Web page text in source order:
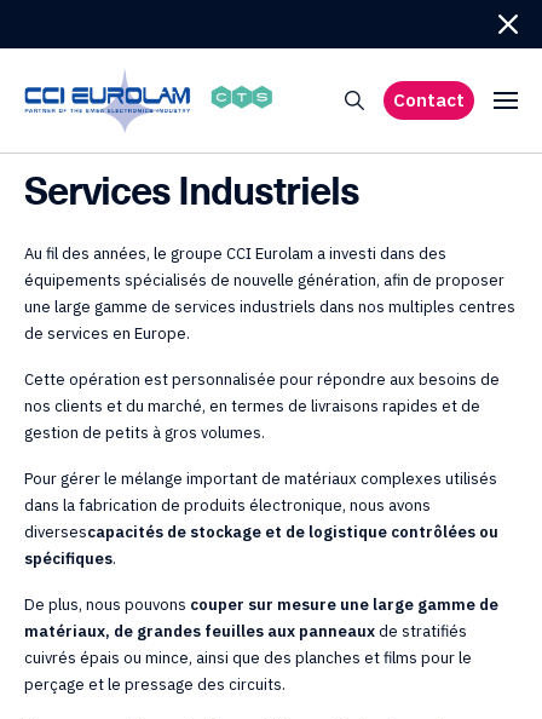
Contact
Services Industriels
Au fil des années, le groupe CCI Eurolam a investi dans des
équipements spécialisés de nouvelle génération, afin de proposer
une large gamme de services industriels dans nos multiples centres
de services en Europe.
Cette opération est personnalisée pour répondre aux besoins de
nos clients et du marché, en termes de livraisons rapides et de
gestion de petits à gros volumes.
Pour gérer le mélange important de matériaux complexes utilisés
dans la fabrication de produits électronique, nous avons
diversescapacités de stockage et de logistique contrôlées ou
spécifiques.
De plus, nous pouvons couper sur mesure une large gamme de
matériaux, de grandes feuilles aux panneauxde stratifiés
cuivrés épais ou mince, ainsi que des planches et films pour le
perçage et le pressage des circuits.